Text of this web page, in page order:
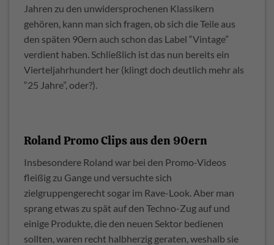
Jahren zu den unwidersprochenen Klassikern
gehören, kann man sich fragen, ob sich die Teile aus
den späten 90ern auch schon das Label “Vintage”
verdient haben. Schließlich ist das nun bereits ein
Vierteljahrhundert her (klingt doch deutlich mehr als
“25 Jahre”, oder?).
Roland Promo Clips aus den 90ern
Insbesondere Roland war bei den Promo-Videos
fleißig zu Gange und versuchte sich
zielgruppengerecht sogar im Rave-Look. Aber man
sprang etwas zu spät auf den Techno-Zug auf und
einige Produkte, die den neuen Sektor bedienen
sollten, waren recht halbherzig geraten, weshalb sie